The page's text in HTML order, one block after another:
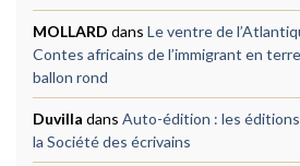
MOLLARD dans Le ventre de
Contes africains de l’immigrant en
ballon rond
Duvilla dans Auto-édition : les
la Société des écrivains